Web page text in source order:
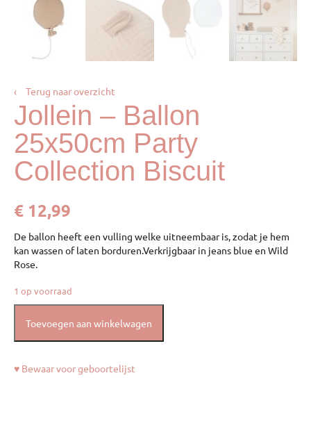
‹ Terug naar overzicht
Jollein – Ballon
25x50cm Party
Collection Biscuit
€ 12,99
De ballon heeft een vulling welke uitneembaar is, zodat je hem
kan wassen of laten borduren.Verkrijgbaar in jeans blue en Wild
Rose.
1 op voorraad
Toevoegen aan winkelwagen
♥ Bewaar voor geboortelijst